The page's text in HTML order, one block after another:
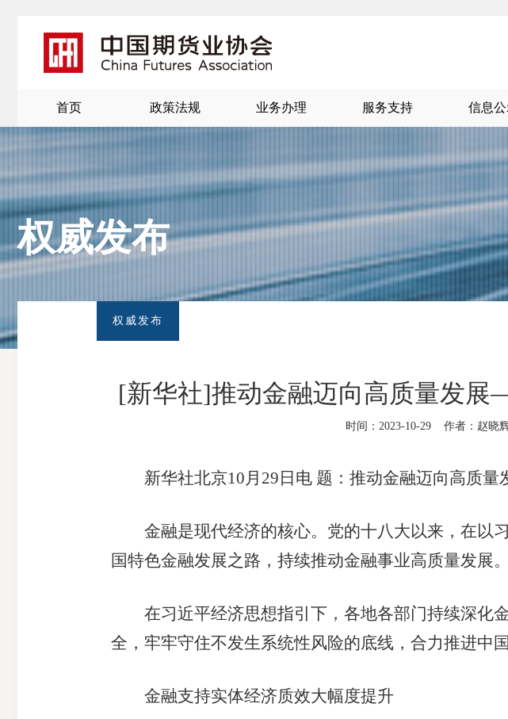
首页 政策法规 业务办理 服务支持 信息
权威发布
权威发布
[新华社]推动金融迈向高质量发
时间：2023-10-29 作者：赵晓
新华社北京10月29日电 题：推动金融迈向高质
金融是现代经济的核心。党的十八大以来，在以
国特色金融发展之路，持续推动金融事业高质量发展。
在习近平经济思想指引下，各地各部门持续深化
全，牢牢守住不发生系统性风险的底线，合力推进中
金融支持实体经济质效大幅度提升
北
京